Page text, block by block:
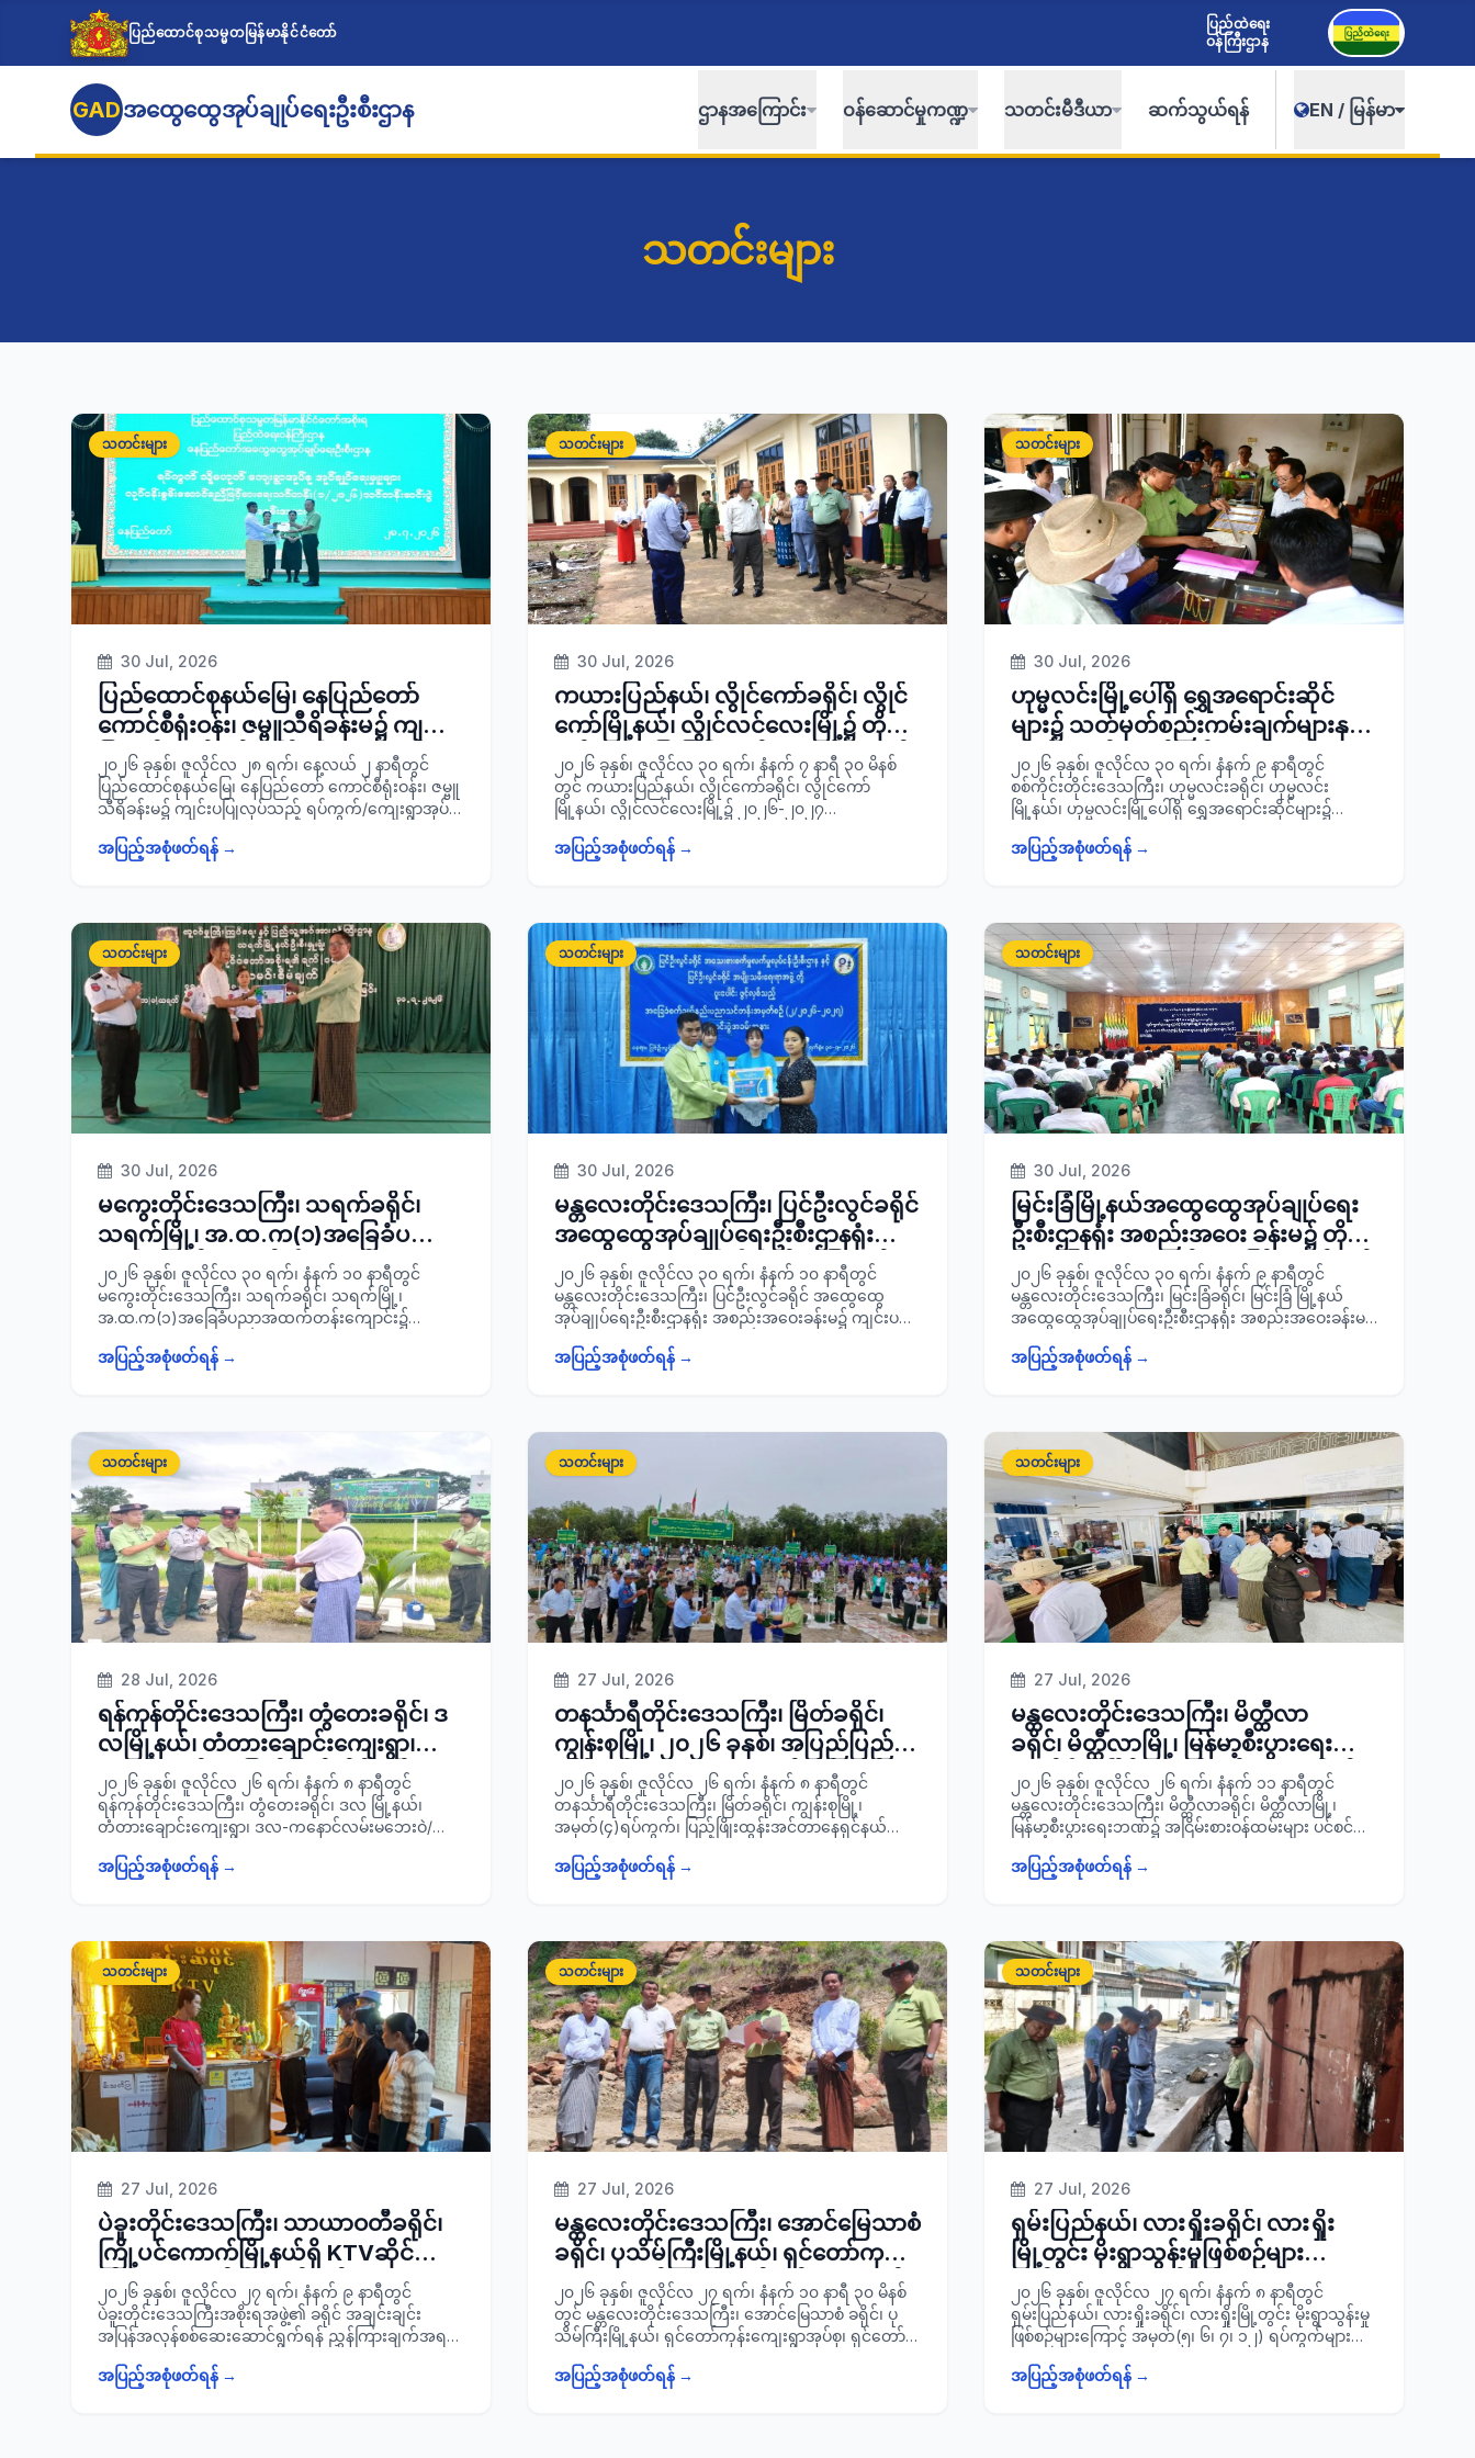
ပြည်ထောင်စုသမ္မတမြန်မာနိုင်ငံတော်
ပြည်ထဲရေး
ဝန်ကြီးဌာန
GADအထွေထွေအုပ်ချုပ်ရေးဦးစီးဌာန ဌာနအကြောင်း ဝန်ဆောင်မှုကဏ္ဍ သတင်းမီဒီယာ ဆက်သွယ်ရန် EN / မြန်မာ
သတင်းများ
သတင်းများ
30 Jul, 2026
ပြည်ထောင်စုနယ်မြေ၊ နေပြည်တော်
ကောင်စီရုံးဝန်း၊ ဇမ္ဗူသီရိခန်းမ၌ ကျင်းပ
ပြုလုပ်သည့် ရပ်ကွက်/ ကျေးရွာအုပ်စု
အုပ်ချုပ်ရေးမှူးများ လုပ်ငန်းစွမ်းဆောင်
ရည်မြင့်မားရေးသင်တန်း
(၁/၂၀၂၆)သင်တန်းဆင်းပွဲ အခမ်းအနား
၂၀၂၆ ခုနှစ်၊ ဇူလိုင်လ ၂၈ ရက်၊ နေ့လယ် ၂ နာရီတွင်
ပြည်ထောင်စုနယ်မြေ၊ နေပြည်တော် ကောင်စီရုံးဝန်း၊ ဇမ္ဗူ
သီရိခန်းမ၌ ကျင်းပပြုလုပ်သည့် ရပ်ကွက်/ကျေးရွာအုပ်စု
သင်တန်း(၁/၂၀၂၆) သင်တန်းဆင်းပွဲအခမ်းအနားသို့
ဆွေဝင်း၊ ခရိုင်/ မြို့နယ်စီမံခန့်ခွဲရေးနှင့်အုပ်ချုပ်ရေး
ကော်မတီဥက္ကဋ္ဌများ၊ ဌာနဆိုင်ရာတာဝန်ရှိသူများ၊
ရပ်ကွက်/ကျေးရွာအုပ်စုအုပ်ချုပ်ရေးမှူး သင်တန်းသား ၃၄
ဦးတို့ တက်ရောက်ခဲ့ပြီး သင်တန်းပြီးမြောက်အောင်တက်
ရောက်ခဲ့ကြသော ရပ်ကွက်/ ကျေးရွာအုပ်စု အုပ်ချုပ်ရေး
မှူးများအား သင်တန်းဆင်းလက်မှတ်များ ပေးအပ်ခဲ့
ကြောင်း သတင်းရရှိပါသည်။
အပြည့်အစုံဖတ်ရန် →
သတင်းများ
30 Jul, 2026
ကယားပြည်နယ်၊ လွိုင်ကော်ခရိုင်၊ လွိုင်
ကော်မြို့နယ်၊ လွိုင်လင်လေးမြို့၌ တိုက်
နယ်ဆေးရုံပြုပြင် တည်ဆောက်နေမှုနှင့်
မြို့တွင်းကျောက်ချောလမ်းခင်းခြင်း
လုပ်ငန်းဆောင်ရွက်မှုအခြေအနေများ
အား ကြည့်ရှုစစ်ဆေး
၂၀၂၆ ခုနှစ်၊ ဇူလိုင်လ ၃၀ ရက်၊ နံနက် ၇ နာရီ ၃၀ မိနစ်
တွင် ကယားပြည်နယ်၊ လွိုင်ကော်ခရိုင်၊ လွိုင်ကော်
မြို့နယ်၊ လွိုင်လင်လေးမြို့၌ ၂၀၂၆-၂၀၂၇
ဆေးရုံပြုပြင်တည်ဆောက်နေမှုနှင့် မြို့တွင်းကျောက်ချော
အုပ်ချုပ်ရေးမှူး ဦးလင်းကိုကို၊ ခရိုင်/မြို့နယ်သက်ဆိုင်ရာ
ဌာနများမှ တာဝန်ရှိသူများက ကြည့်ရှုစစ်ဆေးခဲ့ကြောင်း
သတင်းရရှိပါသည်။
အပြည့်အစုံဖတ်ရန် →
သတင်းများ
30 Jul, 2026
ဟုမ္မလင်းမြို့ပေါ်ရှိ ရွှေအရောင်းဆိုင်
များ၌ သတ်မှတ်စည်းကမ်းချက်များနှင့်
အညီ ရောင်းချမှုရှိ/မရှိ၊ ရွှေ
အရည်အသွေးစံချိန်စံညွှန်းကိုက်ညီမှုရှိ/မ
ရှိနှင့် တရားဝင်ရောင်းချခွင့်လိုင်စင်ရှိ/မ
ရှိတို့အား ကွင်းဆင်းစစ်ဆေး
၂၀၂၆ ခုနှစ်၊ ဇူလိုင်လ ၃၀ ရက်၊ နံနက် ၉ နာရီတွင်
စစ်ကိုင်းတိုင်းဒေသကြီး၊ ဟုမ္မလင်းခရိုင်၊ ဟုမ္မလင်း
မြို့နယ်၊ ဟုမ္မလင်းမြို့ပေါ်ရှိ ရွှေအရောင်းဆိုင်များ၌
ရွှေအရည်အသွေးစံချိန်စံညွှန်းကိုက်ညီမှုရှိ/မရှိနှင့်
သတ္တု(ရွှေ)ရောင်းဝယ်သူများဆိုင်ရာ ပူးပေါင်းစစ်ဆေး
ရေးအဖွဲ့ အဖွဲ့ဝင်များ နှင့်အတူ ကွင်းဆင်းစစ်ဆေးခဲ့
ကြောင်း သတင်းရရှိပါသည်။
အပြည့်အစုံဖတ်ရန် →
သတင်းများ
30 Jul, 2026
မကွေးတိုင်းဒေသကြီး၊ သရက်ခရိုင်၊
သရက်မြို့၊ အ.ထ.က(၁)အခြေခံပညာ
အထက်တန်းကျောင်း၌ ကျောင်းသား/
သူများအား နိုင်ငံတော်အစိုးရ၏
ရက်(၁၀၀) လမင်းစီမံချက်ဖြင့်
နိုင်ငံသားစိစစ်ရေးကတ်နှင့် UID ကတ်
၂၀၂၆ ခုနှစ်၊ ဇူလိုင်လ ၃၀ ရက်၊ နံနက် ၁၀ နာရီတွင်
မကွေးတိုင်းဒေသကြီး၊ သရက်ခရိုင်၊ သရက်မြို့၊
အ.ထ.က(၁)အခြေခံပညာအထက်တန်းကျောင်း၌
မြို့နယ်ဦးစီးမှူးရုံးမှ နိုင်ငံတော်အစိုးရ၏ ရက်(၁၀၀)လမင်း
ရေးမှူး ဦးအောင်ကိုနှင့်အဖွဲ့ဝင်များ၊ မြို့နယ်စီမံခန့်ခွဲရေးနှင့်
အုပ်ချုပ်ရေး ကော်မတီဥက္ကဋ္ဌနှင့် အဖွဲ့ဝင်များ၊ ခရိုင်အဆင့်
ဌာနဆိုင်ရာတာဝန်ရှိသူများ၊ ဆရာ/ဆရာများ၊
ကျောင်းသား/ သူများ တက်ရောက်ခဲ့ပြီး ကျောင်းသား
၂၁၉ ဦးနှင့် ကျောင်းသူ ၁၈၈ ဦးတို့အား နိုင်ငံသားစိစစ်ရေး
ကတ်နှင့် UID ကတ်များ ဆောင်ရွက်ပေးခဲ့ကြောင်း
သတင်းရရှိပါသည်။
အပြည့်အစုံဖတ်ရန် →
သတင်းများ
30 Jul, 2026
မန္တလေးတိုင်းဒေသကြီး၊ ပြင်ဦးလွင်ခရိုင်
အထွေထွေအုပ်ချုပ်ရေးဦးစီးဌာနရုံး
အစည်းအဝေးခန်းမ၌ ကျင်းပ ပြုလုပ်
သော အခြေခံစက်ချုပ်နည်းပညာသင်
တန်းအမှတ်စဉ်(၂/၂၀၂၆-၂၀၂၇)
သင်တန်းဆင်းပွဲ အခမ်းအနားသို့ တက်
၂၀၂၆ ခုနှစ်၊ ဇူလိုင်လ ၃၀ ရက်၊ နံနက် ၁၀ နာရီတွင်
မန္တလေးတိုင်းဒေသကြီး၊ ပြင်ဦးလွင်ခရိုင် အထွေထွေ
အုပ်ချုပ်ရေးဦးစီးဌာနရုံး အစည်းအဝေးခန်းမ၌ ကျင်းပ
ဌာနနှင့် ခရိုင်အမျိုးသမီးရေးရာအဖွဲ့တို့ ပူးပေါင်းဖွင့်လှစ်သ
အုပ်ချုပ်ရေးမှူး ဦးရဲထူးနှင့် အဖွဲ့ဝင်များ၊ ခရိုင်အမျိုးသမီး
ရေးရာအဖွဲ့ဥက္ကဋ္ဌနှင့် အဖွဲ့ဝင်များ၊ ခရိုင်/မြို့နယ်စီမံခန့်ခွဲ
ရေးနှင့်အုပ်ချုပ်ရေးကော်မတီအဖွဲ့ဝင်များ၊ သင်တန်း
သူများ တက်ရောက် ခဲ့ကြောင်း သတင်းရရှိပါသည်။
အပြည့်အစုံဖတ်ရန် →
သတင်းများ
30 Jul, 2026
မြင်းခြံမြို့နယ်အထွေထွေအုပ်ချုပ်ရေး
ဦးစီးဌာနရုံး အစည်းအဝေး ခန်းမ၌ တိုင်း
ဒေသကြီးဥပဒေချုပ်ရုံးမှ ကြီးမှူးဖွင့်လှစ်
သည့် ရပ်ကွက်/ ကျေးရွာအုပ်စုအုပ်ချုပ်
ရေးမှူးများ အတွက် ဥပဒေအသိပညာ
ပြန့်ပွားရေးဆရာဖြစ်
၂၀၂၆ ခုနှစ်၊ ဇူလိုင်လ ၃၀ ရက်၊ နံနက် ၉ နာရီတွင်
မန္တလေးတိုင်းဒေသကြီး၊ မြင်းခြံခရိုင်၊ မြင်းခြံ မြို့နယ်
အထွေထွေအုပ်ချုပ်ရေးဦးစီးဌာနရုံး အစည်းအဝေးခန်းမ၌
ရပ်ကွက်/ ကျေးရွာအုပ်စုအုပ်ချုပ်ရေးမှူးများအတွက်
မင်းထွန်းနှင့် အဖွဲ့ဝင်များ၊ မြို့နယ်စီမံခန့်ခွဲရေးနှင့်အုပ်ချုပ်
ရေးကော်မတီအဖွဲ့ဝင်များ၊ သက်ဆိုင်ရာ ဌာနတာဝန်ရှိ
သူများ၊ ရပ်ကွက်/ကျေးရွာအုပ်စုအုပ်ချုပ်ရေးမှူးများ
စုစုပေါင်းအင်အား ၅၂ ဦးတို့ တက်ရောက် ခဲ့ကြောင်း
သတင်းရရှိပါသည်။
အပြည့်အစုံဖတ်ရန် →
သတင်းများ
28 Jul, 2026
ရန်ကုန်တိုင်းဒေသကြီး၊ တွံတေးခရိုင်၊ ဒ
လမြို့နယ်၊ တံတားချောင်းကျေးရွာ၊
၂၀၂၆ ခုနှစ်၊ အပြည်ပြည်ဆိုင်ရာဒီရေ
တောဂေဟစနစ်ထိန်းသိမ်းရေးနေ့
အထိမ်းအမှတ် သစ်ပင်စိုက်ပျိုးပွဲ
အခမ်းအနားသို့ တက်ရောက်
၂၀၂၆ ခုနှစ်၊ ဇူလိုင်လ ၂၆ ရက်၊ နံနက် ၈ နာရီတွင်
ရန်ကုန်တိုင်းဒေသကြီး၊ တွံတေးခရိုင်၊ ဒလ မြို့နယ်၊
တံတားချောင်းကျေးရွာ၊ ဒလ-ကနောင်လမ်းမဘေးဝဲ/
စနစ်ထိန်းသိမ်းရေးနေ့အထိမ်းအမှတ် သစ်ပင်စိုက်ပျိုးပွဲ
အုပ်ချုပ်ရေးကော်မတီဥက္ကဋ္ဌ၊ ခရိုင်/ မြို့နယ်စီမံခန့်ခွဲရေး
နှင့်အုပ်ချုပ်ရေးကော်မတီ အဖွဲ့ဝင်များ၊ သက်ဆိုင်ရာဌာန
များမှတာဝန်ရှိသူများ၊ ခရိုင်/ မြို့နယ်မိခင်နှင့်ကလေး
စောင့်ရှောက်ရေး အသင်းဥက္ကဋ္ဌနှင့် အဖွဲ့ဝင်များ၊ မြို့နယ်
အထွေထွေအုပ်ချုပ်ရေးဦးစီးဌာနမှ ဝန်ထမ်းများ၊
ရပ်ကွက်/ကျေးရွာ အုပ်စုအုပ်ချုပ်ရေးမှူးများ၊ ဒေသခံပြည်
သူများတို့နှင့်အတူ တက်ရောက်ခဲ့ကြောင်း သတင်းရရှိ
ပါသည်။
အပြည့်အစုံဖတ်ရန် →
သတင်းများ
27 Jul, 2026
တနင်္သာရီတိုင်းဒေသကြီး၊ မြိတ်ခရိုင်၊
ကျွန်းစုမြို့၊ ၂၀၂၆ ခုနှစ်၊ အပြည်ပြည်
ဆိုင်ရာဒီရေတောဂေဟစနစ်ထိန်းသိမ်း
ရေးနေ့အထိမ်းအမှတ် မိုးရာသီသစ်ပင်
စိုက်ပျိုးပွဲအခမ်းအနားသို့ တက်ရောက်
၂၀၂၆ ခုနှစ်၊ ဇူလိုင်လ ၂၆ ရက်၊ နံနက် ၈ နာရီတွင်
တနင်္သာရီတိုင်းဒေသကြီး၊ မြိတ်ခရိုင်၊ ကျွန်းစုမြို့၊
အမှတ်(၄)ရပ်ကွက်၊ ပြည့်ဖြိုးထွန်းအင်တာနေရှင်နယ်
ကျင်းပပြုလုပ်သော ၂၀၂၆ ခုနှစ်၊ အပြည်ပြည်ဆိုင်ရာ
ဝန်ကြီးချုပ် ဦးဇော်နိုင်ဦးနှင့် အစိုးရအဖွဲ့ဝင် ဝန်ကြီးများ၊
ကမ်ရိုးတန်းဒေသစစ်ဌာနချုပ် တိုင်းမှူး ဗိုလ်ချုပ်ကျော်
ကျော်ဟန်၊ တိုင်းဒေသကြီးအစိုးရအဖွဲ့အတွင်းရေးမှူး
တိုင်းဒေသကြီးအုပ်ချုပ်ရေးမှူး ဦးတိုးဝင်း၊ ခရိုင်/ မြို့နယ်
စီမံခန့်ခွဲရေးနှင့်အုပ်ချုပ်ရေးကော်မတီဥက္ကဋ္ဌနှင့် အဖွဲ့ဝင်
များ၊ မြို့နယ်အဆင့် ဌာနဆိုင်ရာတာဝန်ရှိသူများနှင့်အတူ
တက်ရောက်ခဲ့ကြောင်း သတင်းရရှိပါသည်။
အပြည့်အစုံဖတ်ရန် →
သတင်းများ
27 Jul, 2026
မန္တလေးတိုင်းဒေသကြီး၊ မိတ္ထီလာ
ခရိုင်၊ မိတ္ထီလာမြို့၊ မြန်မာ့စီးပွားရေး
ဘဏ်၌ အငြိမ်းစားဝန်ထမ်းများ ပင်စင်
ထုတ်ယူရာတွင် အဆင်ပြေချောမွေ့မှုရှိ/
မရှိအား ကြည့်ရှုစစ်ဆေး
၂၀၂၆ ခုနှစ်၊ ဇူလိုင်လ ၂၆ ရက်၊ နံနက် ၁၁ နာရီတွင်
မန္တလေးတိုင်းဒေသကြီး၊ မိတ္ထီလာခရိုင်၊ မိတ္ထီလာမြို့၊
မြန်မာ့စီးပွားရေးဘဏ်၌ အငြိမ်းစားဝန်ထမ်းများ ပင်စင်
ခန့်ခွဲရေးနှင့်အုပ်ချုပ်ရေးကော်မတီဥက္ကဋ္ဌ ခရိုင်အုပ်ချုပ်
တာဝန်ရှိသူများနှင့်အတူ သွားရောက်၍ ကြည့်ရှုစစ်ဆေးခဲ့
ကြောင်း သတင်းရရှိပါသည်။
အပြည့်အစုံဖတ်ရန် →
သတင်းများ
27 Jul, 2026
ပဲခူးတိုင်းဒေသကြီး၊ သာယာဝတီခရိုင်၊
ကြို့ပင်ကောက်မြို့နယ်ရှိ KTVဆိုင်များ
သို့ သွားရောက်၍ သတ်မှတ်
ညွှန်ကြားချက်များနှင့်အညီ ရောင်းချ
ခြင်းရှိ/မရှိအား ကွင်းဆင်းစစ်ဆေး
၂၀၂၆ ခုနှစ်၊ ဇူလိုင်လ ၂၇ ရက်၊ နံနက် ၉ နာရီတွင်
ပဲခူးတိုင်းဒေသကြီးအစိုးရအဖွဲ့၏ ခရိုင် အချင်းချင်း
အပြန်အလှန်စစ်ဆေးဆောင်ရွက်ရန် ညွှန်ကြားချက်အရ
ဥက္ကဋ္ဌ ခရိုင်အုပ်ချုပ်ရေးမှူး ဦးတင်ရွှေသည် နတ်တလင်း
အပြည့်အစုံဖတ်ရန် →
သတင်းများ
27 Jul, 2026
မန္တလေးတိုင်းဒေသကြီး၊ အောင်မြေသာစံ
ခရိုင်၊ ပုသိမ်ကြီးမြို့နယ်၊ ရှင်တော်ကုန်း
ကျေးရွာအုပ်စု၊ ရှင်တော်ကုန်းကျေးရွာရှိ
ဓာတ်သတ္တု(ကျောက်)ထုတ်လုပ်ခွင့်
လိုင်စင်လျှောက်ထားသည့် မြေနေရာများ
အား ကွင်းဆင်းစစ်ဆေး
၂၀၂၆ ခုနှစ်၊ ဇူလိုင်လ ၂၇ ရက်၊ နံနက် ၁၀ နာရီ ၃၀ မိနစ်
တွင် မန္တလေးတိုင်းဒေသကြီး၊ အောင်မြေသာစံ ခရိုင်၊ ပု
သိမ်ကြီးမြို့နယ်၊ ရှင်တော်ကုန်းကျေးရွာအုပ်စု၊ ရှင်တော်
လိုင်စင်လျှောက်ထားသည့် မြေနေရာများအား ခရိုင်စီမံ
အပြည့်အစုံဖတ်ရန် →
သတင်းများ
27 Jul, 2026
ရှမ်းပြည်နယ်၊ လားရှိုးခရိုင်၊ လားရှိုး
မြို့တွင်း မိုးရွာသွန်းမှုဖြစ်စဉ်များကြောင့်
ရေစီးရေလာကောင်းမွန်စေရေး
အမှိုက်သရိုက်များပိတ်ဆို့နေမှု များအား
ရှင်းလင်းဆောင်ရွက်နိုင်ရေးအတွက်
ကွင်းဆင်းစစ်ဆေး
၂၀၂၆ ခုနှစ်၊ ဇူလိုင်လ ၂၇ ရက်၊ နံနက် ၈ နာရီတွင်
ရှမ်းပြည်နယ်၊ လားရှိုးခရိုင်၊ လားရှိုးမြို့တွင်း မိုးရွာသွန်းမှု
ဖြစ်စဉ်များကြောင့် အမှတ်(၅၊ ၆၊ ၇၊ ၁၂) ရပ်ကွက်များသို့
ရေစီးရေလာကောင်းမွန်စေရေး အမှိုက်သရိုက်များ ပိတ်ဆို့
အပြည့်အစုံဖတ်ရန် →